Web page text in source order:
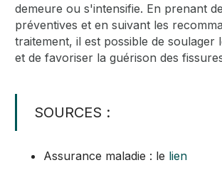
demeure ou s'intensifie. En prenant
préventives et en suivant les
traitement, il est possible de soulager
et de favoriser la guérison des
SOURCES :
Assurance maladie : le lien